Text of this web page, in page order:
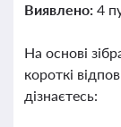
Виявлено: 4
На основі
короткі
дізнаєтесь: